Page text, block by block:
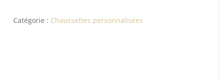
Catégorie : Chaussettes personnalisées